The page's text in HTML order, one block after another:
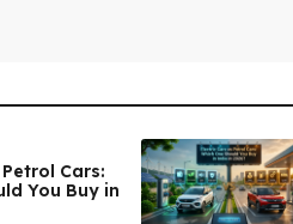
Cars:
You Buy in